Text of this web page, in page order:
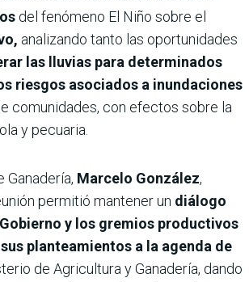
del fenómeno El Niño sobre el
analizando tanto las oportunidades
las lluvias para determinados
riesgos asociados a inundaciones
comunidades, con efectos sobre la
y pecuaria.
Ganadería, Marcelo González,
permitió mantener un diálogo
y los gremios productivos
planteamientos a la agenda de
de Agricultura y Ganadería, dando